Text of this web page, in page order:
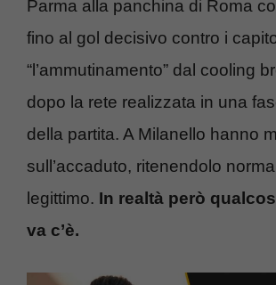
Parma alla panchina di Roma
fino al gol decisivo contro i
“l’ammutinamento” dal cooling
dopo la rete realizzata in una
della partita. A Milanello hanno
sull’accaduto, ritenendolo
legittimo. In realtà però
va c’è.